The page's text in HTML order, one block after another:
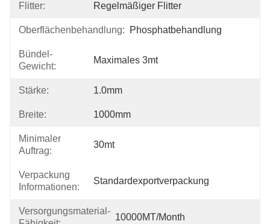
Flitter: Regelmäßiger Flitter
Oberflächenbehandlung: Phosphatbehandlung
Bündel-
Gewicht:
Maximales 3mt
Stärke: 1.0mm
Breite: 1000mm
Minimaler
Auftrag:
30mt
Verpackung
Informationen:
Standardexportverpackung
Versorgungsmaterial-
10000MT/month